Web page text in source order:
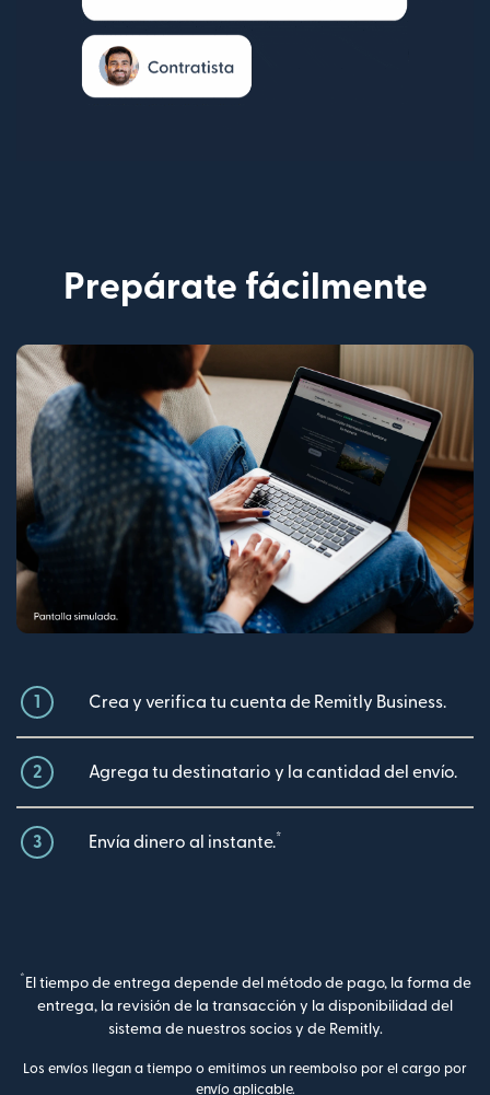
Prepárate fácilmente
1 Crea y verifica tu cuenta de Remitly Business.
2 Agrega tu destinatario y la cantidad del envío.
3 Envía dinero al instante.*
* El tiempo de entrega depende del método de pago, la forma de
entrega, la revisión de la transacción y la disponibilidad del
sistema de nuestros socios y de Remitly.
Los envíos llegan a tiempo o emitimos un reembolso por el cargo por
envío aplicable.